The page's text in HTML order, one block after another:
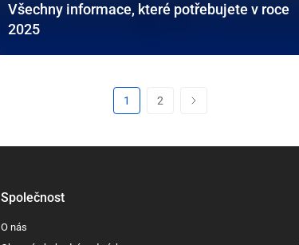
Všechny informace, které potřebujete v roce
2025
1 2
Společnost
O nás